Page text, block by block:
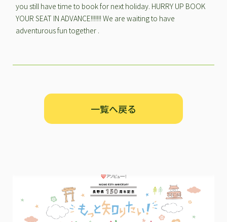
you still have time to book for next holiday. HURRY UP BOOK
YOUR SEAT IN ADVANCE!!!!!!! We are waiting to have
adventurous fun together .
一覧へ戻る